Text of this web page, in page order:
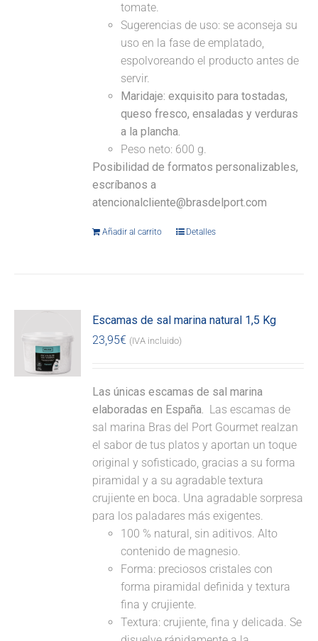
tomate.
Sugerencias de uso: se aconseja su
uso en la fase de emplatado,
espolvoreando el producto antes de
servir.
Maridaje: exquisito para tostadas,
queso fresco, ensaladas y verduras
a la plancha.
Peso neto: 600 g.
Posibilidad de formatos personalizables,
escríbanos a
atencionalcliente@brasdelport.com
Añadir al carrito Detalles
Escamas de sal marina natural 1,5 Kg
23,95€ (IVA incluido)
Las únicas escamas de sal marina
elaboradas en España. Las escamas de
sal marina Bras del Port Gourmet realzan
el sabor de tus platos y aportan un toque
original y sofisticado, gracias a su forma
piramidal y a su agradable textura
crujiente en boca. Una agradable sorpresa
para los paladares más exigentes.
100 % natural, sin aditivos. Alto
contenido de magnesio.
Forma: preciosos cristales con
forma piramidal definida y textura
fina y crujiente.
Textura: crujiente, fina y delicada. Se